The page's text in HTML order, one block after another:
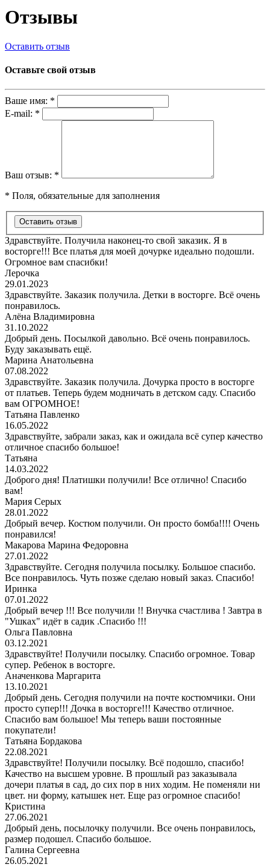
Отзывы
Оставить отзыв
Оставьте свой отзыв
Ваше имя: *
E-mail: *
Ваш отзыв: *
* Поля, обязательные для заполнения
Здравствуйте. Получила наконец-то свой заказик. Я в
восторге!!! Все платья для моей дочурке идеально подошли.
Огромное вам спасибки!
Лерочка
29.01.2023
Здравствуйте. Заказик получила. Детки в восторге. Всё очень
понравилось.
Алёна Владимировна
31.10.2022
Добрый день. Посылкой давольно. Всё очень понравилось.
Буду заказывать ещё.
Марина Анатольевна
07.08.2022
Здравствуйте. Заказик получила. Дочурка просто в восторге
от платьев. Теперь будем модничать в детском саду. Спасибо
вам ОГРОМНОЕ!
Татьяна Павленко
16.05.2022
Здравствуйте, забрали заказ, как и ожидала всё супер качество
отличное спасибо большое!
Татьяна
14.03.2022
Доброго дня! Платишки получили! Все отлично! Спасибо
вам!
Мария Серых
28.01.2022
Добрый вечер. Костюм получили. Он просто бомба!!!! Очень
понравился!
Макарова Марина Федоровна
27.01.2022
Здравствуйте. Сегодня получила посылку. Большое спасибо.
Все понравилось. Чуть позже сделаю новый заказ. Спасибо!
Иринка
07.01.2022
Добрый вечер !!! Все получили !! Внучка счастлива ! Завтра в
"Ушках" идёт в садик .Спасибо !!!
Ольга Павловна
03.12.2021
Здравствуйте! Получили посылку. Спасибо огромное. Товар
супер. Ребенок в восторге.
Аначенкова Маргарита
13.10.2021
Добрый день. Сегодня получили на почте костюмчики. Они
просто супер!!! Дочка в восторге!!! Качество отличное.
Спасибо вам большое! Мы теперь ваши постоянные
покупатели!
Татьяна Бордакова
22.08.2021
Здравствуйте! Получили посылку. Всё подошло, спасибо!
Качество на высшем уровне. В прошлый раз заказывала
дочери платья в сад, до сих пор в них ходим. Не поменяли ни
цвет. ни форму, катышек нет. Еще раз огромное спасибо!
Кристина
27.06.2021
Добрый день, посылочку получили. Все очень понравилось,
размер подошел. Спасибо большое.
Галина Сергеевна
26.05.2021